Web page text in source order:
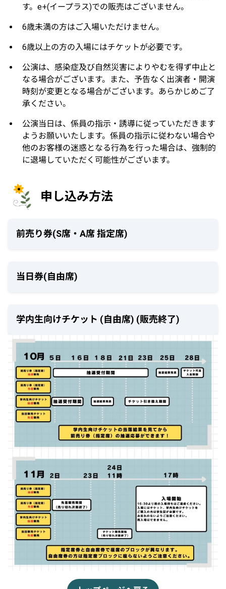
す。e+(イープラス)での販売はございません。
6歳未満の方はご入場いただけません。
6歳以上の方の入場にはチケットが必要です。
公演は、感染症及び自然災害によりやむを得ず中止と
なる場合がございます。また、予告なく出演者・開演
時刻が変更となる場合がございます。あらかじめご了
承ください。
公演当日は、係員の指示・誘導に従っていただきます
ようお願いいたします。係員の指示に従わない場合や
他のお客様の迷惑となる行為を行った場合は、強制的
に退場していただく可能性がございます。
申し込み方法
前売り券(S席・A席 指定席)
受付期間: 10月5日(土) 12:00 - 10月23日(水)
抽選結果発表: 10月25日(金) 13:00
先着販売
販売期間: 11月2日(土) 12:00 - 11月23日(土)
18:00
前売り券の購入
※ 前売り券の販売は10月5日(土) 12:00に開始いたし
ます。
当日券(自由席)
日）の10:30から整列開始、11:00から販売開始しま
す。
ご迷惑となりますのでお控えください。
学内生向けチケット (自由席) (販売終了)
※学内生向けチケットの販売期間は終了しました。
学内生向けチケットの販売は、電気通信大学学友会
に加入している学生のみが対象となります。
チケット申し込みフォームにご回答ください(10
月4日(金) 12:00 - 10月16日(水) 23:59)。
10月18日(金) 18時ごろに抽選結果をメールにて
お知らせいたします。
10月21日(月) - 10月25日(金) の期間に、メールに
記載された教室でチケットの引き換えを行いま
す。学生証をご持参ください。
学内生向けチケット申し込みフォーム